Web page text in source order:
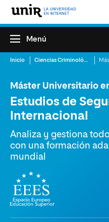
Menú
Inicio Ciencias Criminológicas y de la Seguridad
Máster Universitario
Estudios de
Internacional
Analiza y gestiona
con una formación
mundial